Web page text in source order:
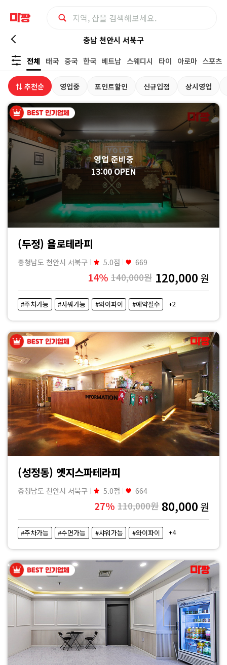
충
남
천
안
시
서
북
구
지
마
짱
충남 천안시 서북구
전체
태국 중국 한국 베트남 스웨디시 타이 아로마 스포츠
⇅ 추천순 영업중 포인트할인 신규입점 상시영업
영업 준비중
13:00 OPEN
(두정) 욜로테라피
충청남도 천안시 서북구 5.0점 669
14% 140,000원 120,000 원
#주차가능 #샤워가능 #와이파이 #예약필수 +2
(성정동) 엣지스파테라피
충청남도 천안시 서북구 5.0점 664
27% 110,000원 80,000 원
#주차가능 #수면가능 #샤워가능 #와이파이 +4